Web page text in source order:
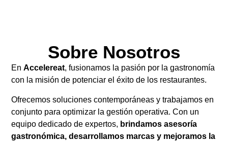
Sobre Nosotros
EnAccelereat, fusionamos la pasión por la gastronomía
con la misión de potenciar el éxito de los restaurantes.
Ofrecemos soluciones contemporáneas y trabajamos en
conjunto para optimizar la gestión operativa. Con un
equipo dedicado de expertos, brindamos asesoría
gastronómica, desarrollamos marcas y mejoramos la